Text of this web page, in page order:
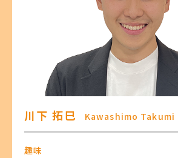
川下 拓巳 Kawashimo Takumi
趣味